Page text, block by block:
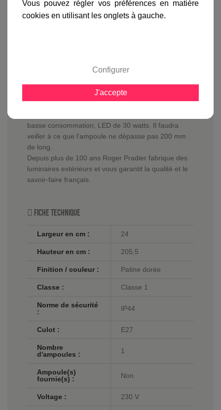
Le diffuseur au verre clair qui équipe le
d'obtenir une excellente diffusion de la lumière sans
aucun problème. Il supporte aussi bien une ampoule
basse consommation, LED de 30 watts. Il faudra
veiller à ce que l'ampoule ne dépasse pas 200 mm
de long.
Depuis plus de 100 ans Roger Pradier fabrique des
luminaires extérieurs et vous garantit la qualité et le
savoir-faire français.
Fiche technique
Largeur en cm : 24
Hauteur en cm : 205,5
Finition / couleur : Patine dorée
Classe : Classe 1
Norme de sécurité
:
IP44
Culot : E27
Nombre
d'ampoules :
1
Ampoule(s)
fournie(s) :
Non
Voltage : 230 V
Vous pouvez régler vos préférences en matière
cookies en utilisant les onglets à gauche.
Configurer
J'accepte